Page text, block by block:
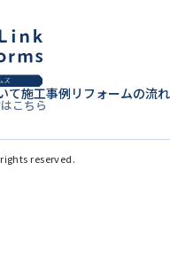
て施工事例 リフォームの流れ
こちら
reserved.